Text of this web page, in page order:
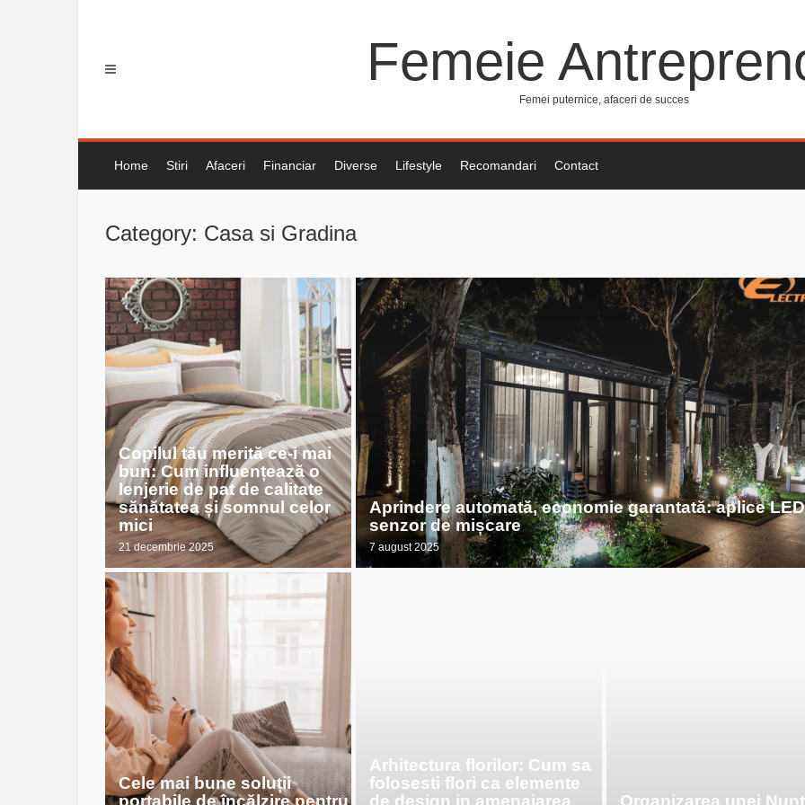
Femeie
Femei puternice, afaceri de succes
Home Stiri Afaceri Financiar Diverse Lifestyle Recomandari Contact
Category: Casa si Gradina
Copilul tău merită ce-i mai
bun: Cum influențează o
lenjerie de pat de calitate
sănătatea și somnul celor
mici
21 decembrie 2025
Aprindere automată, economie garantată: aplice
senzor de mișcare
7 august 2025
Cele mai bune soluții
Arhitectura florilor: Cum sa
folosesti flori ca elemente